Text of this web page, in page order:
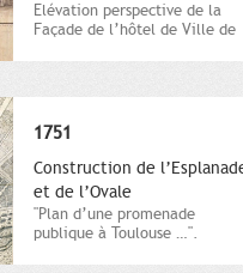
Elévation perspective de la
Façade de l’hôtel de Ville de
1751
Construction de
et de l’Ovale
"Plan d’une promenade
publique à Toulouse …".